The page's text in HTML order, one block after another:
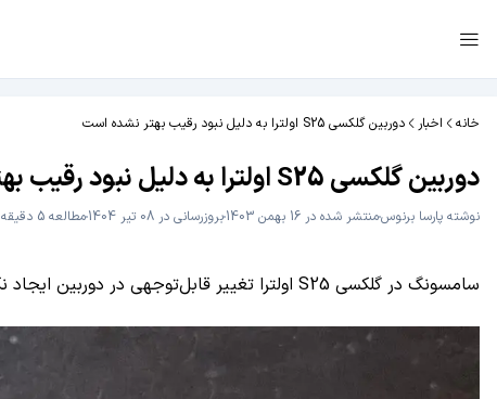
خانه اخبار دوربین گلکسی S25 اولترا به دلیل نبود رقیب بهتر نشده است
دوربین گلکسی S25 اولترا به دلیل نبود رقیب بهتر نشده است
نوشته پارسا برنوسمنتشر شده در 16 بهمن 1403 بروزرسانی در 08 تیر 1404
مطالعه 5 دقیقه
سامسونگ در گلکسی S25 اولترا تغییر قابل‌توجهی در دوربین ایجاد نکرده است، درحالی‌که رقبایی مانند ویوو و اوپو با فناوری‌های پیشرفته‌تر عملکرد بهتری ارائه می‌دهند. دلیل این تصمیم چیست؟